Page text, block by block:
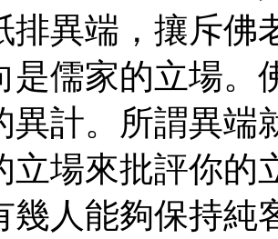
排異端，攘斥佛
是儒家的立場。
異計。所謂異端
立場來批評你的
幾人能夠保持純